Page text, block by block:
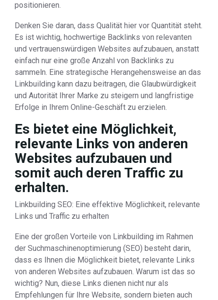
positionieren.
Denken Sie daran, dass Qualität hier vor Quantität steht.
Es ist wichtig, hochwertige Backlinks von relevanten
und vertrauenswürdigen Websites aufzubauen, anstatt
einfach nur eine große Anzahl von Backlinks zu
sammeln. Eine strategische Herangehensweise an das
Linkbuilding kann dazu beitragen, die Glaubwürdigkeit
und Autorität Ihrer Marke zu steigern und langfristige
Erfolge in Ihrem Online-Geschäft zu erzielen.
Es bietet eine Möglichkeit,
relevante Links von anderen
Websites aufzubauen und
somit auch deren Traffic zu
erhalten.
Linkbuilding SEO: Eine effektive Möglichkeit, relevante
Links und Traffic zu erhalten
Eine der großen Vorteile von Linkbuilding im Rahmen
der Suchmaschinenoptimierung (SEO) besteht darin,
dass es Ihnen die Möglichkeit bietet, relevante Links
von anderen Websites aufzubauen. Warum ist das so
wichtig? Nun, diese Links dienen nicht nur als
Empfehlungen für Ihre Website, sondern bieten auch